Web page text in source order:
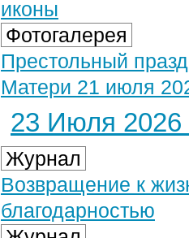
иконы
Фотогалерея
Престольный
Матери 21 июля
23 Июля 2026
Журнал
Возвращение к
благодарностью